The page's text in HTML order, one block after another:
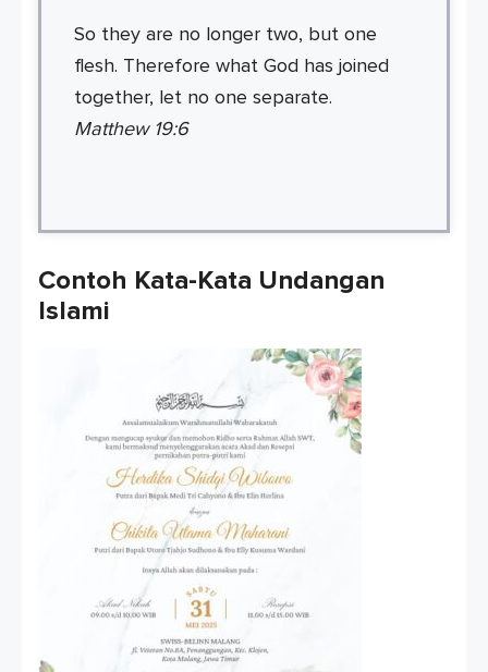
So they are no longer two, but one
flesh. Therefore what God has joined
together, let no one separate.
Matthew 19:6
Contoh Kata-Kata Undangan
Islami